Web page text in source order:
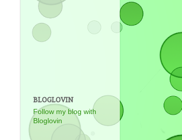
BLOGLOVIN
Follow my blog with
Bloglovin